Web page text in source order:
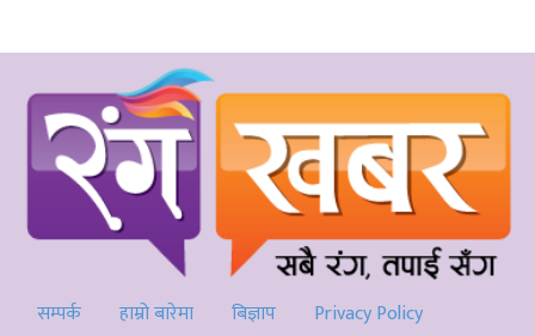
सम्पर्क हाम्रो बारेमा बिज्ञाप
Privacy Policy